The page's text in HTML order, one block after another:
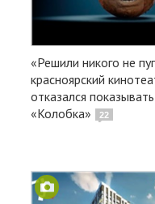
«Решили никого не
красноярский
отказался показывать
«Колобка»
22